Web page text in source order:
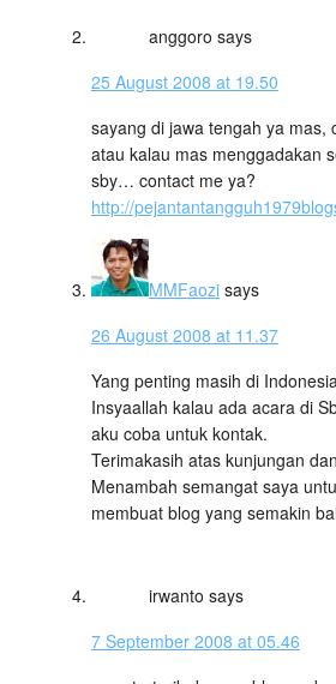
anggoro says
25 August 2008 at 19.50
sayang di jawa tengah ya mas,
atau kalau mas menggadakan
sby… contact me ya?
http://
MMFaozi says
26 August 2008 at 11.37
Yang penting masih di
Insyaallah kalau ada acara di
aku coba untuk kontak.
Terimakasih atas kunjungan
Menambah semangat saya
membuat blog yang semakin
irwanto says
7 September 2008 at 05.46